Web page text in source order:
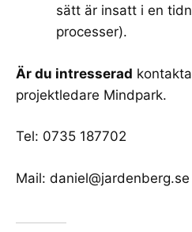
sätt är insatt i en
processer).
Är du intresserad
projektledare Mindpark.
Tel: 0735 187702
Mail: daniel@jardenberg.se